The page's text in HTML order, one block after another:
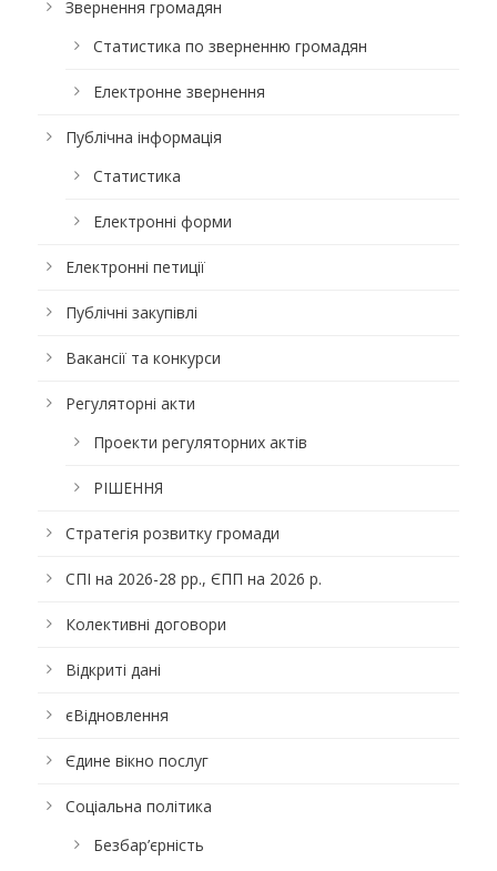
Звернення громадян
Статистика по зверненню громадян
Електронне звернення
Публічна інформація
Статистика
Електронні форми
Електронні петиції
Публічні закупівлі
Вакансії та конкурси
Регуляторні акти
Проекти регуляторних актів
РІШЕННЯ
Стратегія розвитку громади
СПІ на 2026-28 рр., ЄПП на 2026 р.
Колективні договори
Відкриті дані
єВідновлення
Єдине вікно послуг
Соціальна політика
Безбар’єрність